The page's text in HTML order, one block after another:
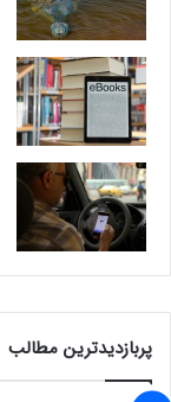
پربازدیدترین مطالب